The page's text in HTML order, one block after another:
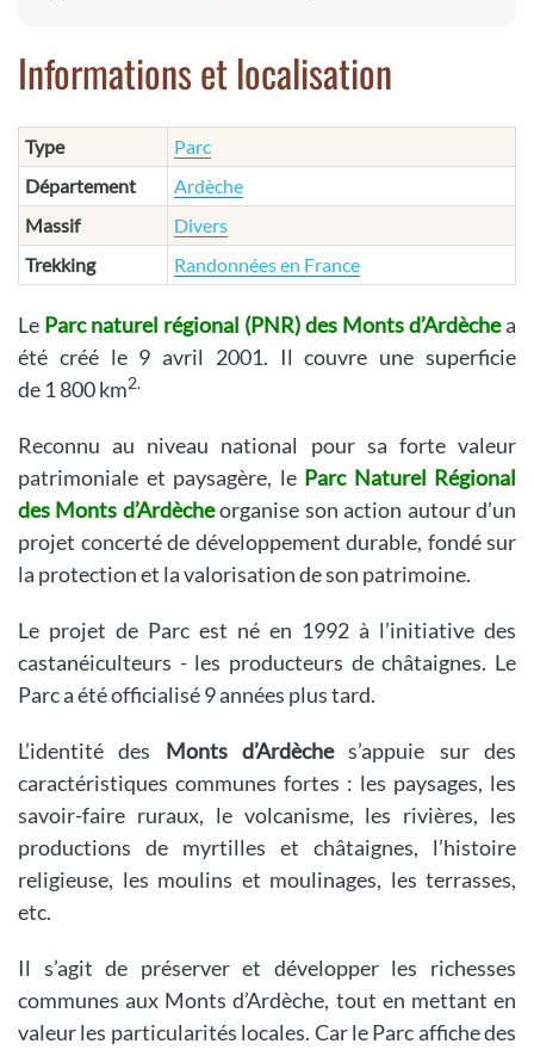
Informations et localisation
Type
Parc
Département
Ardèche
Massif
Divers
Trekking
Randonnées en France
Le Parc naturel régional (PNR) des Monts d’Ardèchea
été créé le 9 avril 2001. Il couvre une superficie
de 1 800 km2.
Reconnu au niveau national pour sa forte valeur
patrimoniale et paysagère, le Parc Naturel Régional
des Monts d’Ardècheorganise son action autour d’un
projet concerté de développement durable, fondé sur
la protection et la valorisation de son patrimoine.
Le projet de Parc est né en 1992 à l’initiative des
castanéiculteurs - les producteurs de châtaignes. Le
Parc a été officialisé 9 années plus tard.
L’identité des Monts d’Ardèches’appuie sur des
caractéristiques communes fortes : les paysages, les
savoir-faire ruraux, le volcanisme, les rivières, les
productions de myrtilles et châtaignes, l’histoire
religieuse, les moulins et moulinages, les terrasses,
etc.
Il s’agit de préserver et développer les richesses
communes aux Monts d’Ardèche, tout en mettant en
valeur les particularités locales. Car le Parc affiche des